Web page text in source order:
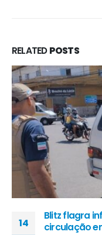
RELATEDPOSTS
14
Blitz flagra
circulação